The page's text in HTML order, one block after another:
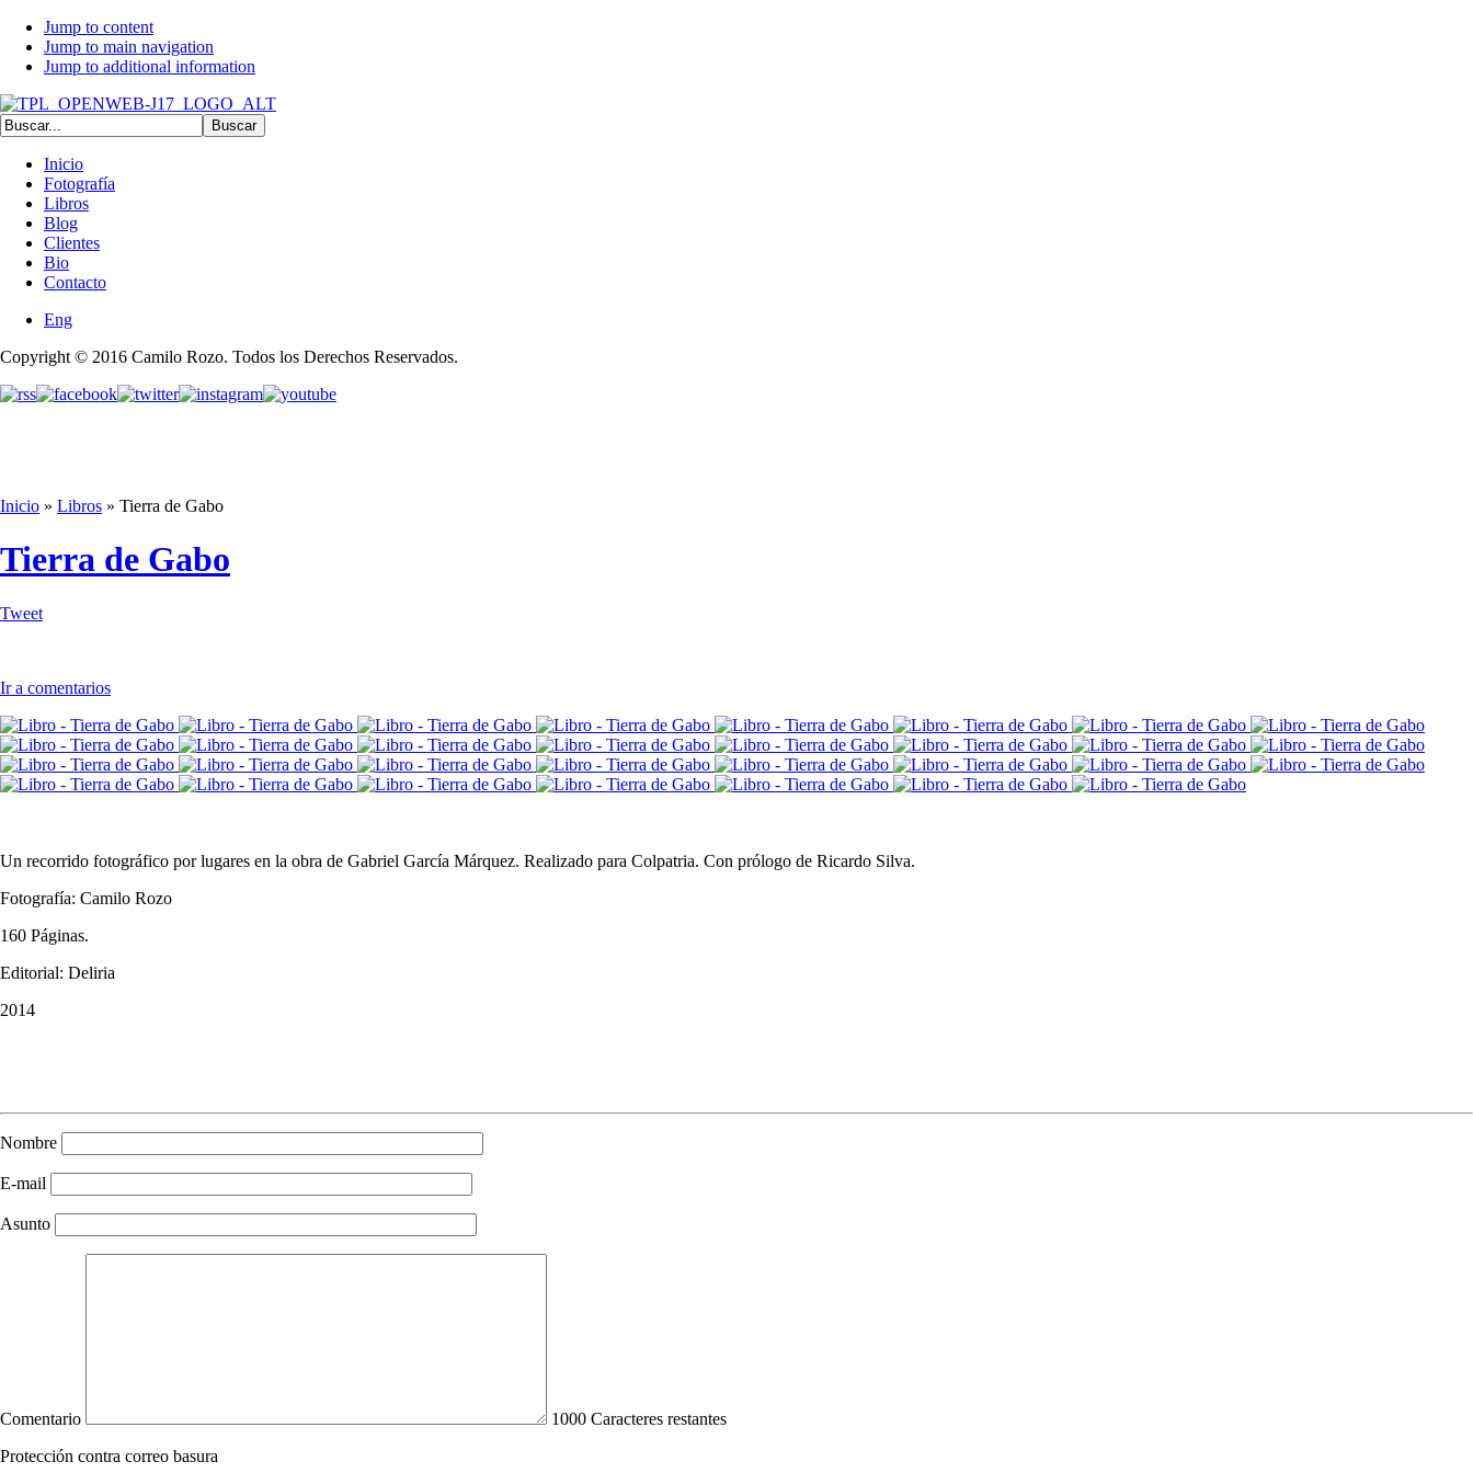
Jump to content
Jump to main navigation
Jump to additional information
Inicio
Fotografía
Libros
Blog
Clientes
Bio
Contacto
Eng
Copyright © 2016 Camilo Rozo. Todos los Derechos Reservados.
Inicio » Libros » Tierra de Gabo
Tierra de Gabo
Tweet
Ir a comentarios
Un recorrido fotográfico por lugares en la obra de Gabriel García Márquez. Realizado para Colpatria. Con prólogo de Ricardo Silva.
Fotografía: Camilo Rozo
160 Páginas.
Editorial: Deliria
2014
Nombre
E-mail
Asunto
Comentario 1000 Caracteres restantes
Protección contra correo basura